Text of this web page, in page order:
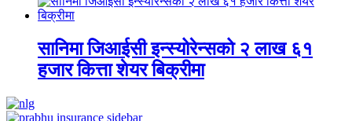
सानिमा जिआईसी इन्स्योरेन्सको २ लाख ६१
हजार कित्ता शेयर बिक्रीमा